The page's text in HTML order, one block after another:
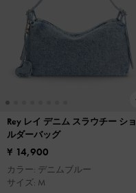
Rey レイ デニム スラウチー ショ
ルダーバッグ
¥ 14,900
カラー: デニムブルー
サイズ: M